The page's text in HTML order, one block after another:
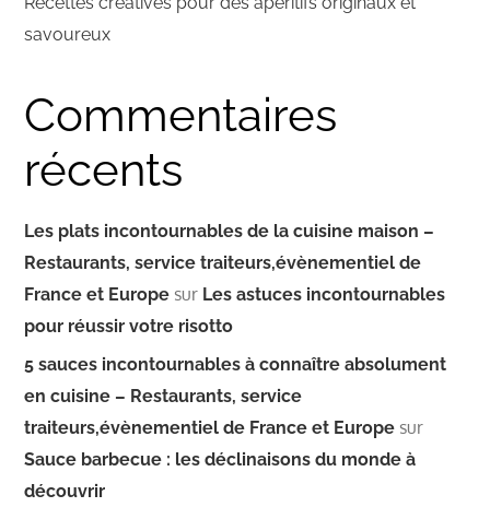
savoureux
Commentaires
récents
Les plats incontournables de la cuisine maison –
Restaurants, service traiteurs,évènementiel de
France et Europe sur Les astuces incontournables
pour réussir votre risotto
5 sauces incontournables à connaître absolument
en cuisine – Restaurants, service
traiteurs,évènementiel de France et Europe sur
Sauce barbecue : les déclinaisons du monde à
découvrir